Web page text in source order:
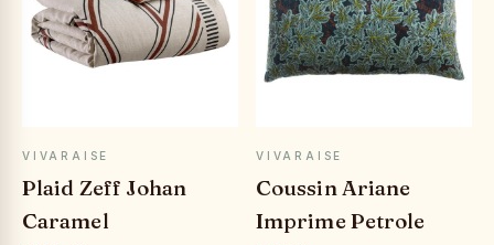
APERÇU RAPIDE
VIVARAISE
Plaid Zeff Johan
Caramel
APERÇU RAPIDE
VIVARAISE
Coussin Ariane
Imprime Petrole